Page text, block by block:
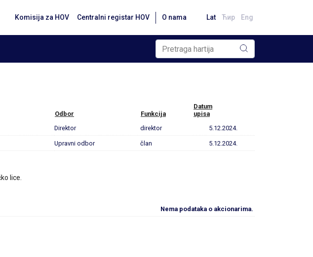
Komisija za HOV Centralni registar HOV O nama Lat Ћир Eng
Odbor Funkcija
Datum
upisa
Direktor direktor 5.12.2024.
Upravni odbor član 5.12.2024.
lice.
Nema podataka o akcionarima.